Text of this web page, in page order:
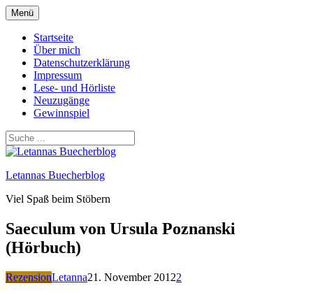
Zum
Inhalt
springen
Menü
Startseite
Über mich
Datenschutzerklärung
Impressum
Lese- und Hörliste
Neuzugänge
Gewinnspiel
Letannas Buecherblog
Viel Spaß beim Stöbern
Saeculum von Ursula Poznanski
(Hörbuch)
RezensionLetanna21. November 20122